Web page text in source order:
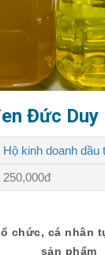
Đức Duy
Hộ kinh doanh
250,000đ
chức, cá nhân
sản phẩm